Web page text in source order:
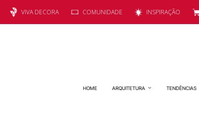
VIVA DECORA COMUNIDADE INSPIRAÇÃO
HOME ARQUITETURA TENDÊNCIAS